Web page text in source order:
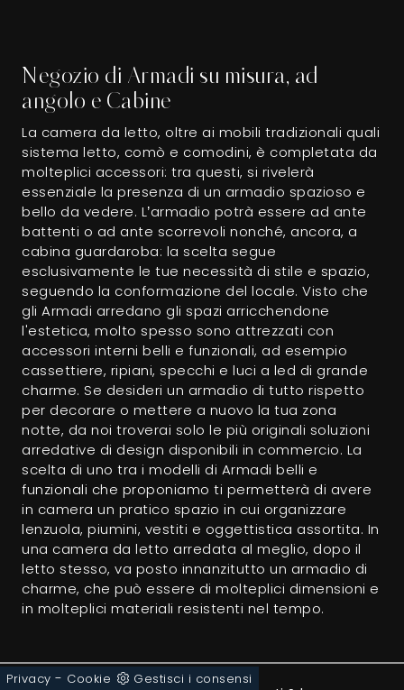
Negozio di Armadi su misura, ad
angolo e Cabine
La camera da letto, oltre ai mobili tradizionali quali
sistema letto, comò e comodini, è completata da
molteplici accessori: tra questi, si rivelerà
essenziale la presenza di un armadio spazioso e
bello da vedere. L’armadio potrà essere ad ante
battenti o ad ante scorrevoli nonché, ancora, a
cabina guardaroba: la scelta segue
esclusivamente le tue necessità di stile e spazio,
seguendo la conformazione del locale. Visto che
gli Armadi arredano gli spazi arricchendone
l'estetica, molto spesso sono attrezzati con
accessori interni belli e funzionali, ad esempio
cassettiere, ripiani, specchi e luci a led di grande
charme. Se desideri un armadio di tutto rispetto
per decorare o mettere a nuovo la tua zona
notte, da noi troverai solo le più originali soluzioni
arredative di design disponibili in commercio. La
scelta di uno tra i modelli di Armadi belli e
funzionali che proponiamo ti permetterà di avere
in camera un pratico spazio in cui organizzare
lenzuola, piumini, vestiti e oggettistica assortita. In
una camera da letto arredata al meglio, dopo il
letto stesso, va posto innanzitutto un armadio di
charme, che può essere di molteplici dimensioni e
in molteplici materiali resistenti nel tempo.
Privacy - Cookie Gestisci i consensi